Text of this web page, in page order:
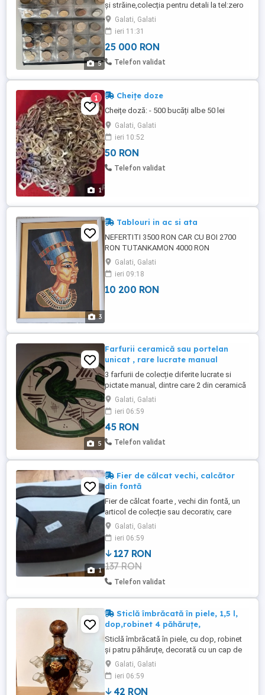
5
și străine,colecția pentru detali la tel:zero
șapte șase doi cinci doi trei zero patru
șase.
Galati, Galati
ieri 11:31
25 000 RON
Telefon validat
1
1 Cheițe doze
Cheițe doză: - 500 bucăți albe 50 lei
Galati, Galati
ieri 10:52
50 RON
Telefon validat
3
Tablouri in ac si ata
NEFERTITI 3500 RON CAR CU BOI 2700
RON TUTANKAMON 4000 RON
Galati, Galati
ieri 09:18
10 200 RON
5
Farfurii ceramică sau portelan
unicat , rare lucrate manual
3 farfurii de colecție diferite lucrate si
pictate manual, dintre care 2 din ceramică
, Hand made By Rhodos , cu un frumos
păun pentru agățat pe perete , una cu o
pasare mitoligica realizata de Domingo
Punter Stain și un platou de cobalt Staffel
Limburg cu un desen floral ( trandafir)
Galati, Galati
ieri 06:59
45 RON
Telefon validat
1
Fier de călcat vechi, calcător
din fontă
Fier de călcat foarte , vechi din fontă, un
articol de colecție sau decorativ, care
funcționa prin încălzirea pe o sursă de
căldură directă. Dimensiuni 17 8 10 cm Are
un mâner metalic curbat pentru a facilita
manevrarea. Greutatea sa este de 2,6 kg.
Ideal pt. colecție, decor, recuzită etc.
Cumpărătorul ...
Galati, Galati
ieri 06:59
127 RON
137 RON
Telefon validat
Sticlă îmbrăcată în piele, 1,5 l,
dop,robinet 4 păhăruțe,
Sticlă îmbrăcată în piele, cu dop, robinet
și patru păhăruțe, decorată cu un cap de
leu, decantor de bar. Made in Italy .
Culoare maro .Capacitate 1,5 litri.
Dimensiuni 30 cm înălțime fără dop si 37
cm cu dop , 26 cm lungime, 16 cm lățime.
Galati, Galati
ieri 06:59
42 RON